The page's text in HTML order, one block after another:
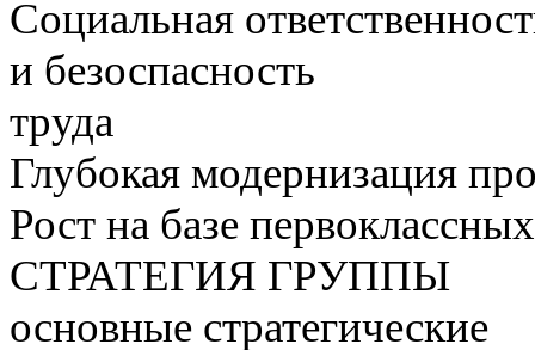
Социальная
и безоспасность
труда
Глубокая модернизация
Рост на базе
СТРАТЕГИЯ ГРУППЫ
основные стратегические